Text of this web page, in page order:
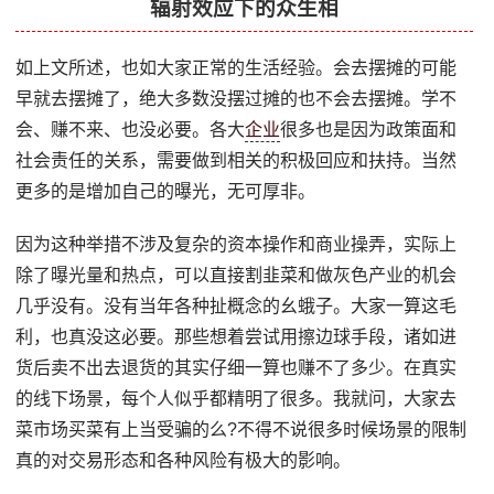
辐射效应下的众生相
如上文所述，也如大家正常的生活经验。会去摆摊的可能
早就去摆摊了，绝大多数没摆过摊的也不会去摆摊。学不
会、赚不来、也没必要。各大企业很多也是因为政策面和
社会责任的关系，需要做到相关的积极回应和扶持。当然
更多的是增加自己的曝光，无可厚非。
因为这种举措不涉及复杂的资本操作和商业操弄，实际上
除了曝光量和热点，可以直接割韭菜和做灰色产业的机会
几乎没有。没有当年各种扯概念的幺蛾子。大家一算这毛
利，也真没这必要。那些想着尝试用擦边球手段，诸如进
货后卖不出去退货的其实仔细一算也赚不了多少。在真实
的线下场景，每个人似乎都精明了很多。我就问，大家去
菜市场买菜有上当受骗的么?不得不说很多时候场景的限制
真的对交易形态和各种风险有极大的影响。